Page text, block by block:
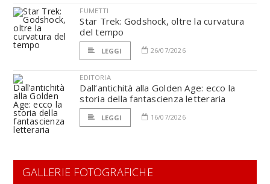
FUMETTI
Star Trek: Godshock, oltre la curvatura
del tempo
LEGGI 26/07/2026
EDITORIA
Dall’antichità alla Golden Age: ecco la
storia della fantascienza letteraria
LEGGI 16/07/2026
GALLERIE FOTOGRAFICHE